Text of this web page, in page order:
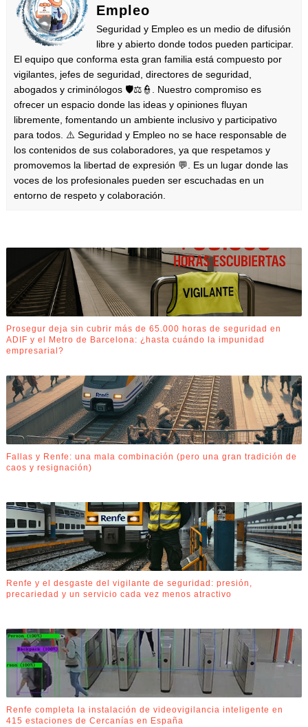
Empleo
Seguridad y Empleo es un medio de difusión
libre y abierto donde todos pueden participar.
El equipo que conforma esta gran familia está compuesto por
vigilantes, jefes de seguridad, directores de seguridad,
abogados y criminólogos 🛡️⚖️👮. Nuestro compromiso es
ofrecer un espacio donde las ideas y opiniones fluyan
libremente, fomentando un ambiente inclusivo y participativo
para todos. ⚠️ Seguridad y Empleo no se hace responsable de
los contenidos de sus colaboradores, ya que respetamos y
promovemos la libertad de expresión 💬. Es un lugar donde las
voces de los profesionales pueden ser escuchadas en un
entorno de respeto y colaboración.
Prosegur deja sin cubrir más de 65.000 horas de seguridad en
ADIF y el Metro de Barcelona: ¿hasta cuándo la impunidad
empresarial?
Fallas y Renfe: una mala combinación (pero una gran tradición de
caos y resignación)
Renfe y el desgaste del vigilante de seguridad: presión,
precariedad y un servicio cada vez menos atractivo
Renfe completa la instalación de videovigilancia inteligente en
415 estaciones de Cercanías en España